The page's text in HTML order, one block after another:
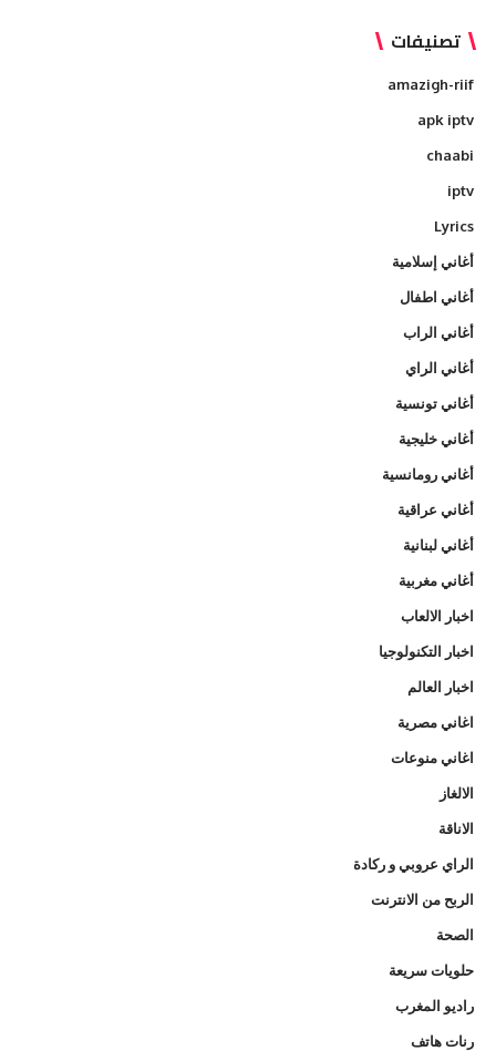
تصنيفات
amazigh-riif
apk iptv
chaabi
iptv
Lyrics
أغاني إسلامية
أغاني اطفال
أغاني الراب
أغاني الراي
أغاني تونسية
أغاني خليجية
أغاني رومانسية
أغاني عراقية
أغاني لبنانية
أغاني مغربية
اخبار الالعاب
اخبار التكنولوجيا
اخبار العالم
اغاني مصرية
اغاني منوعات
الالغاز
الاناقة
الراي عروبي و ركادة
الربح من الانترنت
الصحة
حلويات سريعة
راديو المغرب
رنات هاتف